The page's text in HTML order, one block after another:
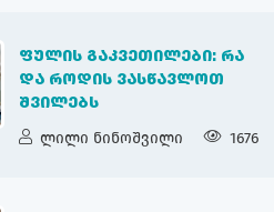
ᲤᲣᲚᲘᲡ ᲒᲐᲙᲕᲔᲗᲘᲚᲔᲑᲘ: ᲠᲐ
ᲓᲐ ᲠᲝᲓᲘᲡ ᲕᲐᲡᲬᲐᲕᲚᲝᲗ
ᲨᲕᲘᲚᲔᲑᲡ
ლილი ნინოშვილი 1676